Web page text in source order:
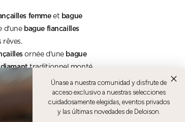
femmeet bague
d'une bague fiancailles
rêves.
ornée d'une bague
traditionnel monté
de sa superbe. Un modèle
votre histoire. Trouver
Únase a nuestra comunidad y disfrute de
acceso exclusivo a nuestras selecciones
cuidadosamente elegidas, eventos privados
y las últimas novedades de Deloison.